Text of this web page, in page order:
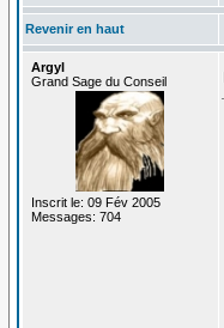
Revenir en haut
Argyl
Grand Sage du Conseil
Inscrit le: 09 Fév 2005
Messages: 704